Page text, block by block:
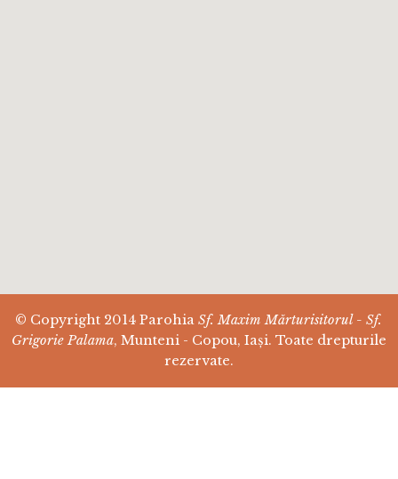
© Copyright 2014 ParohiaSf. Maxim Mărturisitorul - Sf.
Grigorie Palama, Munteni - Copou, Iași. Toate drepturile
rezervate.